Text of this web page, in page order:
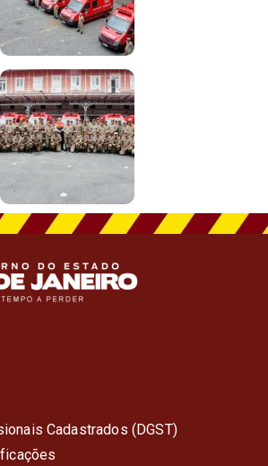
Cadastrados (DGST)